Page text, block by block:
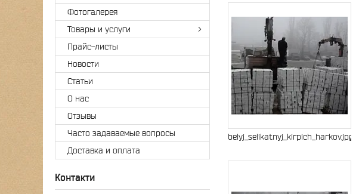
belyj_selikatnyj_kirpich_harkov.jpg
Фотогалерея
Товары и услуги
Прайс-листы
Новости
Статьи
О нас
Отзывы
Часто задаваемые вопросы
Доставка и оплата
Контакти